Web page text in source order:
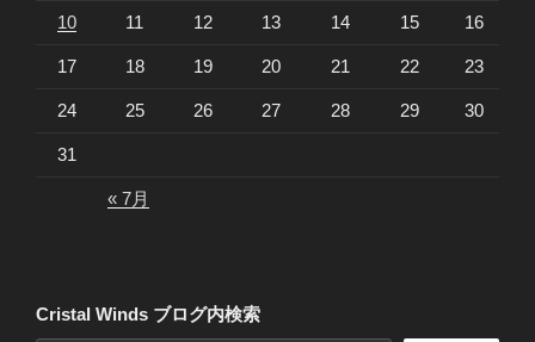
10 11 12 13 14 15 16
17 18 19 20 21 22 23
24 25 26 27 28 29 30
31
« 7月
Cristal Winds ブログ内検索